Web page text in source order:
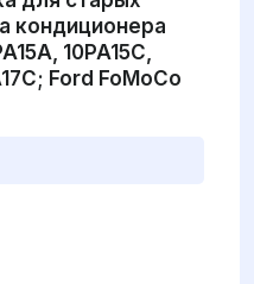
кондиционера
10PA15C,
Ford FoMoCo